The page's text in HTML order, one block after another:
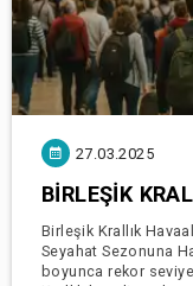
27.03.2025
Birleşik Krallık
Seyahat Sezonuna
boyunca rekor